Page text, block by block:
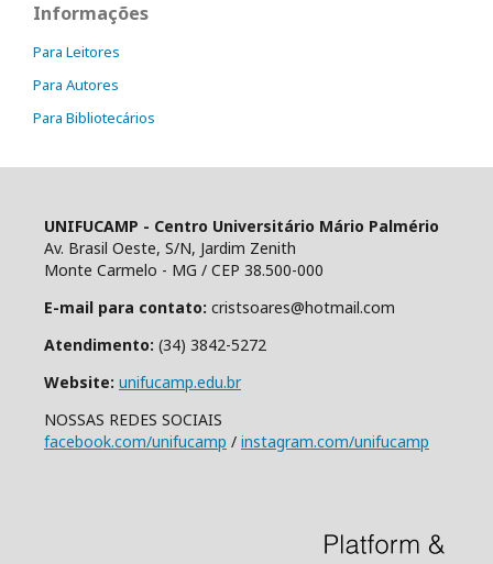
Informações
Para Leitores
Para Autores
Para Bibliotecários
UNIFUCAMP - Centro Universitário Mário Palmério
Av. Brasil Oeste, S/N, Jardim Zenith
Monte Carmelo - MG / CEP 38.500-000
E-mail para contato: cristsoares@hotmail.com
Atendimento: (34) 3842-5272
Website: unifucamp.edu.br
NOSSAS REDES SOCIAIS
facebook.com/unifucamp / instagram.com/unifucamp